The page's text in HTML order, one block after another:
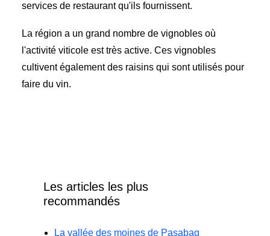
services de restaurant qu'ils fournissent.
La région a un grand nombre de vignobles où
l'activité viticole est très active. Ces vignobles
cultivent également des raisins qui sont utilisés pour
faire du vin.
Les articles les plus
recommandés
La vallée des moines de Pasabag